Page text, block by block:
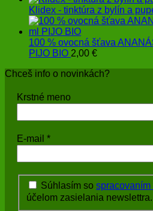
Klidex - tinktúra z bylín a
100 % ovocná šťava
PIJO BIO 2,00 €
Chceš info o novinkách?
Krstné meno
E-mail *
Súhlasím so
účelom zasielania newslettra.